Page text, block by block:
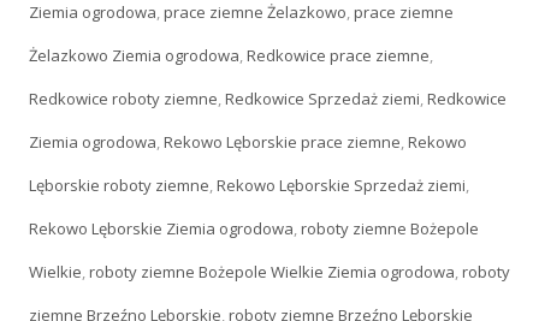
Ziemia ogrodowa,prace ziemne Żelazkowo,prace ziemne
Żelazkowo Ziemia ogrodowa,Redkowice prace ziemne,
Redkowice roboty ziemne,Redkowice Sprzedaż ziemi,Redkowice
Ziemia ogrodowa,Rekowo Lęborskie prace ziemne,Rekowo
Lęborskie roboty ziemne,Rekowo Lęborskie Sprzedaż ziemi,
Rekowo Lęborskie Ziemia ogrodowa,roboty ziemne Bożepole
Wielkie,roboty ziemne Bożepole Wielkie Ziemia ogrodowa,roboty
ziemne Brzeźno Lęborskie,roboty ziemne Brzeźno Lęborskie